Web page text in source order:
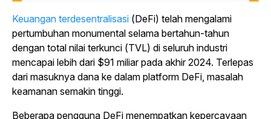
Keuangan terdesentralisasi (DeFi) telah mengalami
pertumbuhan monumental selama bertahun-tahun
dengan total nilai terkunci (TVL) di seluruh industri
mencapai lebih dari $91 miliar pada akhir 2024. Terlepas
dari masuknya dana ke dalam platform DeFi, masalah
keamanan semakin tinggi.
Beberapa pengguna DeFi menempatkan kepercayaan